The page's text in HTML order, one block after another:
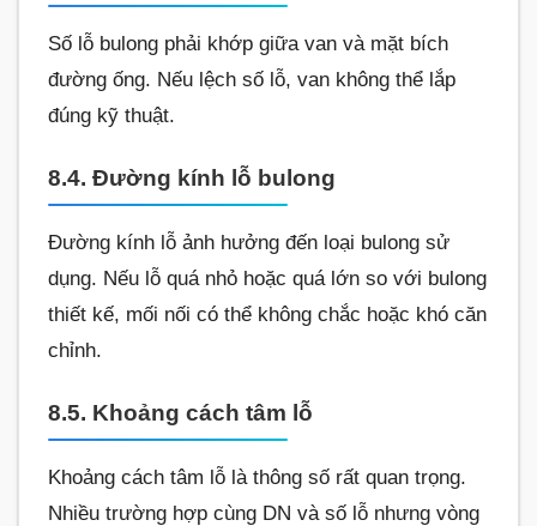
Số lỗ bulong phải khớp giữa van và mặt bích
đường ống. Nếu lệch số lỗ, van không thể lắp
đúng kỹ thuật.
8.4. Đường kính lỗ bulong
Đường kính lỗ ảnh hưởng đến loại bulong sử
dụng. Nếu lỗ quá nhỏ hoặc quá lớn so với bulong
thiết kế, mối nối có thể không chắc hoặc khó căn
chỉnh.
8.5. Khoảng cách tâm lỗ
Khoảng cách tâm lỗ là thông số rất quan trọng.
Nhiều trường hợp cùng DN và số lỗ nhưng vòng